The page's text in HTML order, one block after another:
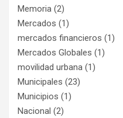
Memoria (2)
Mercados (1)
mercados financieros (1)
Mercados Globales (1)
movilidad urbana (1)
Municipales (23)
Municipios (1)
Nacional (2)